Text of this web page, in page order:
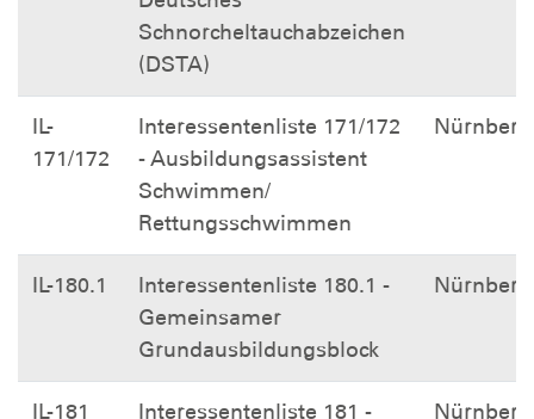
Schnorcheltauchabzeichen
(DSTA)
IL-
171/172
Interessentenliste 171/172
- Ausbildungsassistent
Schwimmen/
Rettungsschwimmen
Nürnberg
IL-180.1
Interessentenliste 180.1 -
Gemeinsamer
Grundausbildungsblock
Nürnberg
IL-181
Interessentenliste 181 -
Nürnberg